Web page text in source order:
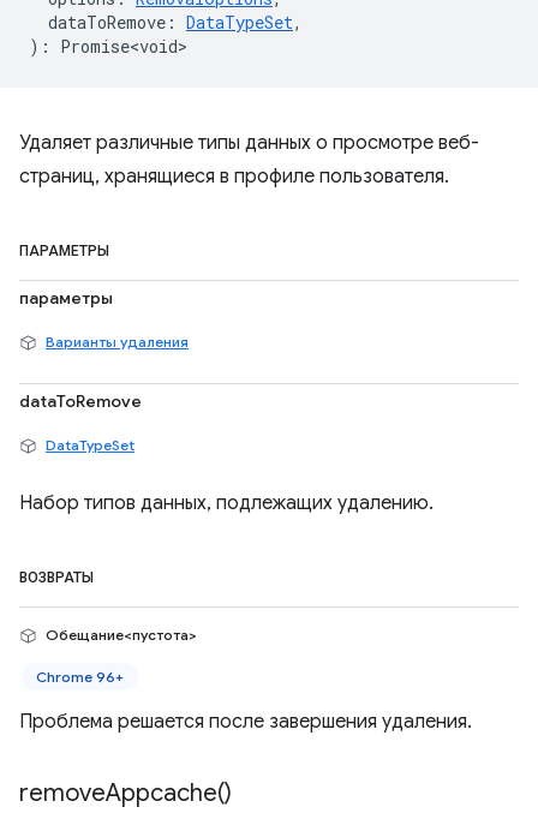
dataToRemove : DataTypeSet,
) : Promise<void>
Удаляет различные типы данных о просмотре веб-
страниц, хранящиеся в профиле пользователя.
ПАРАМЕТРЫ
параметры
Варианты удаления
dataToRemove
DataTypeSet
Набор типов данных, подлежащих удалению.
ВОЗВРАТЫ
Обещание<пустота>
Chrome 96+
Проблема решается после завершения удаления.
removeAppcache()